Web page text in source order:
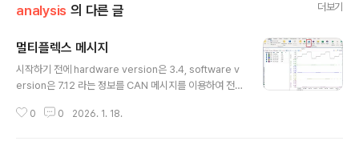
analysis 의 다른 글 더보기
멀티플렉스 메시지
시작하기 전에 hardware version은 3.4, software v
ersion은 7.12 라는 정보를 CAN 메시지를 이용하여 전송
r, hw_ver_minor, sw_ver_major, sw_ver_minor라
0 0 2026. 1. 18.